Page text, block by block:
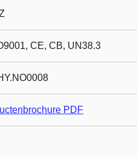
CE, CB, UN38.3
PDF